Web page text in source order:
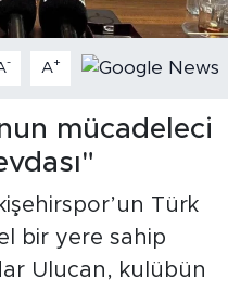
- A+
mücadeleci
Türk
bir yere sahip
Ulucan, kulübün